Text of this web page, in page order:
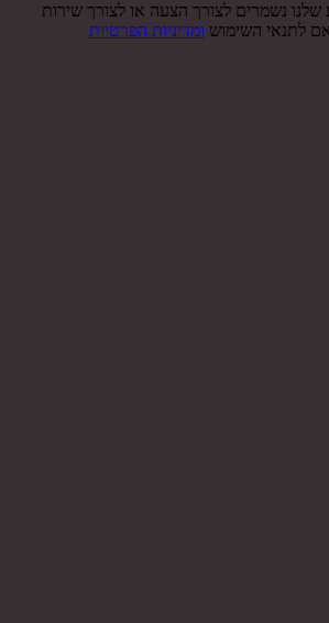
נשמרים לצורך הצעה או לצורך שירות
לתנאי השימוש ומדיניות הפרטיות